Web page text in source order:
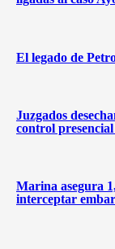
El legado de
Juzgados
control
Marina asegura
interceptar